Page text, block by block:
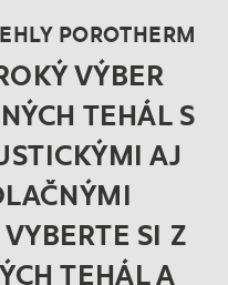
POROTHERM
VÝBER
TEHÁL S
AJ
SI Z
TEHÁL A